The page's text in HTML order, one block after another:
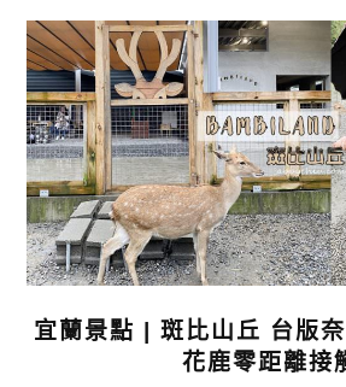
宜蘭景點 | 斑比山丘 台版
花鹿零距離接